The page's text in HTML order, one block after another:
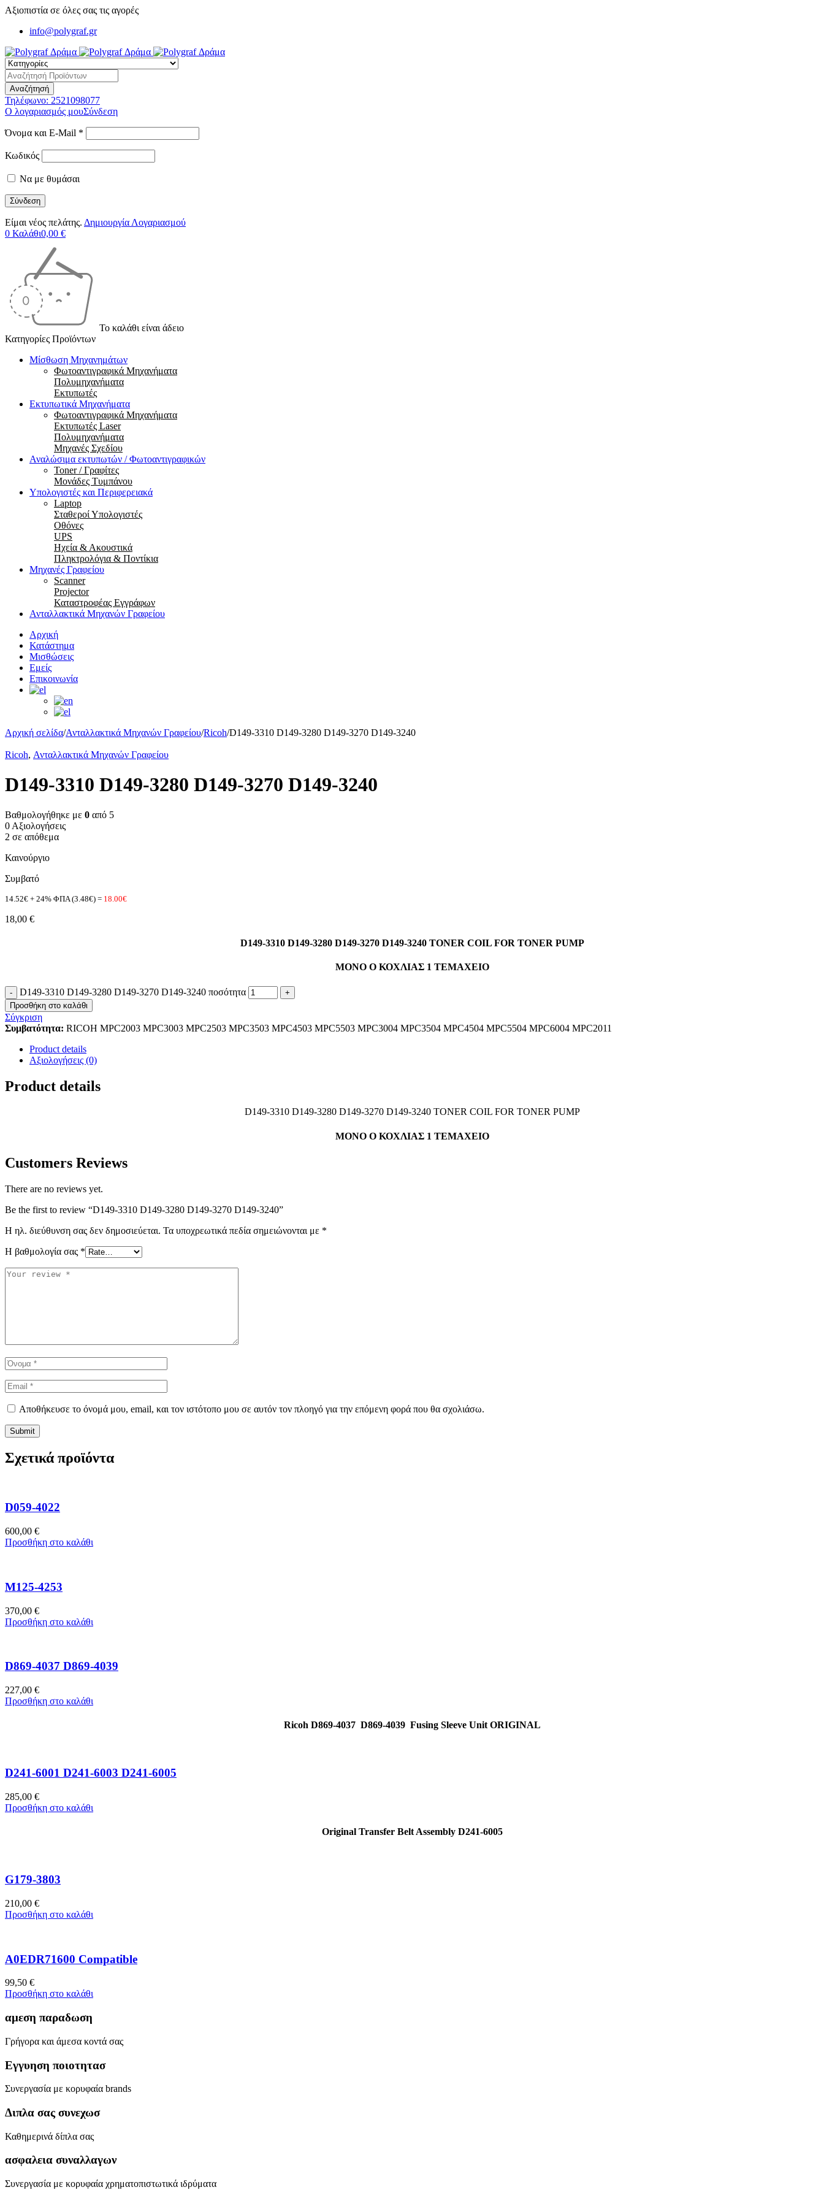
Αξιοπιστία σε όλες σας τις αγορές
info@polygraf.gr
Τηλέφωνο: 2521098077
Ο λογαριασμός μουΣύνδεση
Όνομα και E-Mail *
Κωδικός
Να με θυμάσαι
Είμαι νέος πελάτης. Δημιουργία Λογαριασμού
0 Καλάθι0,00 €
Το καλάθι είναι άδειο
Κατηγορίες Προϊόντων
Μίσθωση Μηχανημάτων
Φωτοαντιγραφικά Μηχανήματα
Πολυμηχανήματα
Εκτυπωτές
Εκτυπωτικά Μηχανήματα
Φωτοαντιγραφικά Μηχανήματα
Εκτυπωτές Laser
Πολυμηχανήματα
Μηχανές Σχεδίου
Αναλώσιμα εκτυπωτών / Φωτοαντιγραφικών
Toner / Γραφίτες
Μονάδες Τυμπάνου
Υπολογιστές και Περιφερειακά
Laptop
Σταθεροί Υπολογιστές
Οθόνες
UPS
Ηχεία & Ακουστικά
Πληκτρολόγια & Ποντίκια
Μηχανές Γραφείου
Scanner
Projector
Καταστροφέας Εγγράφων
Ανταλλακτικά Μηχανών Γραφείου
Αρχική
Κατάστημα
Μισθώσεις
Εμείς
Επικοινωνία
Αρχική σελίδα/Ανταλλακτικά Μηχανών Γραφείου/Ricoh/D149-3310 D149-3280 D149-3270 D149-3240
Ricoh, Ανταλλακτικά Μηχανών Γραφείου
D149-3310 D149-3280 D149-3270 D149-3240
Βαθμολογήθηκε με 0 από 5
0 Αξιολογήσεις
2 σε απόθεμα
Καινούργιο
Συμβατό
14.52€ + 24% ΦΠΑ (3.48€) = 18.00€
18,00 €
D149-3310 D149-3280 D149-3270 D149-3240 TONER COIL FOR TONER PUMP
ΜΟΝΟ Ο ΚΟΧΛΙΑΣ 1 ΤΕΜΑΧΕΙΟ
D149-3310 D149-3280 D149-3270 D149-3240 ποσότητα
Προσθήκη στο καλάθι
Σύγκριση
Συμβατότητα: RICOH MPC2003 MPC3003 MPC2503 MPC3503 MPC4503 MPC5503 MPC3004 MPC3504 MPC4504 MPC5504 MPC6004 MPC2011
Product details
Αξιολογήσεις (0)
Product details
D149-3310 D149-3280 D149-3270 D149-3240 TONER COIL FOR TONER PUMP
ΜΟΝΟ Ο ΚΟΧΛΙΑΣ 1 ΤΕΜΑΧΕΙΟ
Customers Reviews
There are no reviews yet.
Be the first to review “D149-3310 D149-3280 D149-3270 D149-3240”
Η ηλ. διεύθυνση σας δεν δημοσιεύεται. Τα υποχρεωτικά πεδία σημειώνονται με *
Η βαθμολογία σας *
Αποθήκευσε το όνομά μου, email, και τον ιστότοπο μου σε αυτόν τον πλοηγό για την επόμενη φορά που θα σχολιάσω.
Σχετικά προϊόντα
D059-4022
600,00 €
Προσθήκη στο καλάθι
M125-4253
370,00 €
Προσθήκη στο καλάθι
D869-4037 D869-4039
227,00 €
Προσθήκη στο καλάθι
Ricoh D869-4037 D869-4039 Fusing Sleeve Unit ORIGINAL
D241-6001 D241-6003 D241-6005
285,00 €
Προσθήκη στο καλάθι
Original Transfer Belt Assembly D241-6005
G179-3803
210,00 €
Προσθήκη στο καλάθι
A0EDR71600 Compatible
99,50 €
Προσθήκη στο καλάθι
αμεση παραδωση
Γρήγορα και άμεσα κοντά σας
Εγγυηση ποιοτητασ
Συνεργασία με κορυφαία brands
Διπλα σας συνεχωσ
Καθημερινά δίπλα σας
ασφαλεια συναλλαγων
Συνεργασία με κορυφαία χρηματοπιστωτικά ιδρύματα